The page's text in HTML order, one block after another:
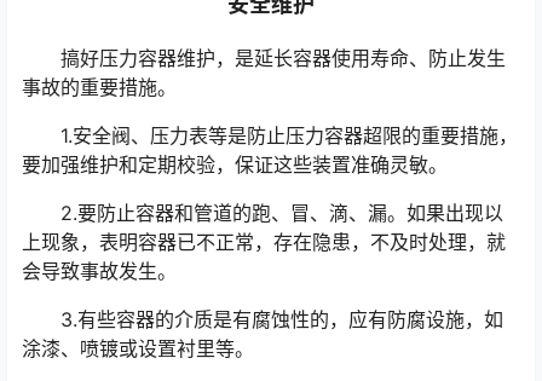
搞好压力容器维护，是延长容器使用寿命、防止发生
事故的重要措施。
1.安全阀、压力表等是防止压力容器超限的重要措施，
要加强维护和定期校验，保证这些装置准确灵敏。
2.要防止容器和管道的跑、冒、滴、漏。如果出现以
上现象，表明容器已不正常，存在隐患，不及时处理，就
会导致事故发生。
3.有些容器的介质是有腐蚀性的，应有防腐设施，如
涂漆、喷镀或设置衬里等。